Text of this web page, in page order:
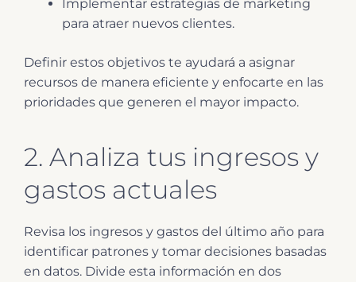
Implementar estrategias de marketing
para atraer nuevos clientes.
Definir estos objetivos te ayudará a asignar
recursos de manera eficiente y enfocarte en las
prioridades que generen el mayor impacto.
2. Analiza tus ingresos y
gastos actuales
Revisa los ingresos y gastos del último año para
identificar patrones y tomar decisiones basadas
en datos. Divide esta información en dos